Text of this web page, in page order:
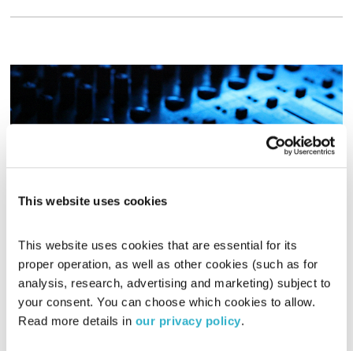
This website uses cookies
This website uses cookies that are essential for its
proper operation, as well as other cookies (such as for
analysis, research, advertising and marketing) subject to
your consent. You can choose which cookies to allow.
Read more details in our privacy policy.
התעוררות – 3.7.23
התעוררות
גליה גלעדי
03.07.23
01:27:51